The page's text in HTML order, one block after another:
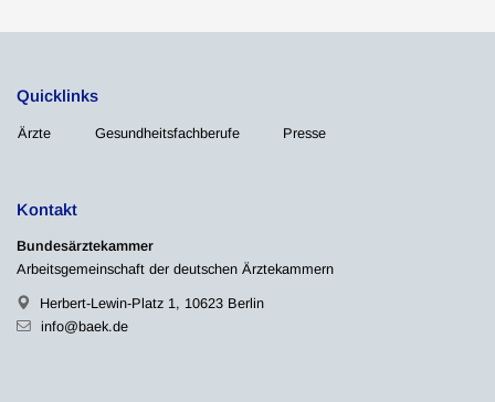
Quicklinks
Ärzte Gesundheitsfachberufe Presse
Kontakt
Bundesärztekammer
Arbeitsgemeinschaft der deutschen Ärztekammern
Herbert-Lewin-Platz 1, 10623 Berlin
info@baek.de